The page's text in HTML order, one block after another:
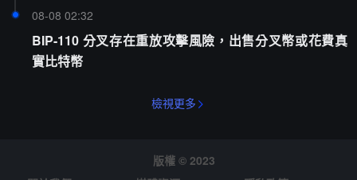
08-08 02:32
BIP-110 分叉存在重放攻擊風險，出售分叉幣或花費真
實比特幣
檢視更多
版權 © 2023